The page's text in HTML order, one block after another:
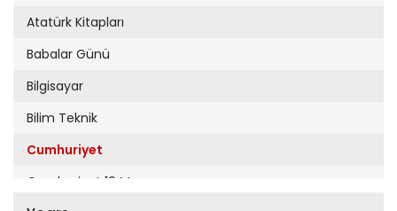
Atatürk Kitapları
Babalar Günü
Bilgisayar
Bilim Teknik
Cumhuriyet
Cumhuriyet 19 Mayıs